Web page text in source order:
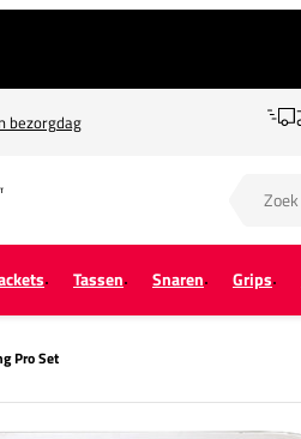
bezorgdag
Tassen Snaren Grips
Pro Set